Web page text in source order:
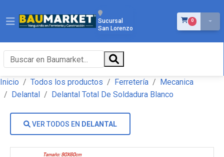
Sucursal
San Lorenzo
0ÍTEMS EN EL
Inicio Todos los productos Ferretería
Mecanica
Delantal
Delantal Total De Soldadura Blanco
VER TODOS EN DELANTAL